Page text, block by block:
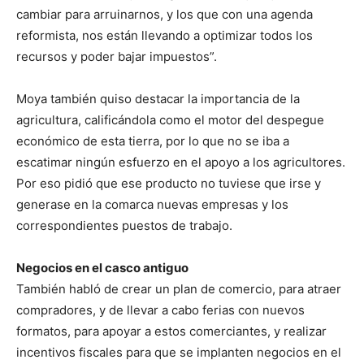
cambiar para arruinarnos, y los que con una agenda
reformista, nos están llevando a optimizar todos los
recursos y poder bajar impuestos”.
Moya también quiso destacar la importancia de la
agricultura, calificándola como el motor del despegue
económico de esta tierra, por lo que no se iba a
escatimar ningún esfuerzo en el apoyo a los agricultores.
Por eso pidió que ese producto no tuviese que irse y
generase en la comarca nuevas empresas y los
correspondientes puestos de trabajo.
Negocios en el casco antiguo
También habló de crear un plan de comercio, para atraer
compradores, y de llevar a cabo ferias con nuevos
formatos, para apoyar a estos comerciantes, y realizar
incentivos fiscales para que se implanten negocios en el